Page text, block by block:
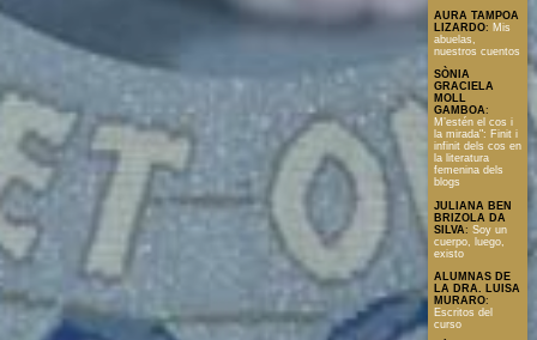
AURA TAMPOA
LIZARDO: Mis
abuelas,
nuestros cuentos
SÒNIA
GRACIELA
MOLL
GAMBOA:
M’estén el cos i
la mirada": Finit i
infinit dels cos en
la literatura
femenina dels
blogs
JULIANA BEN
BRIZOLA DA
SILVA: Soy un
cuerpo, luego,
existo
ALUMNAS DE
LA DRA. LUISA
MURARO:
Escritos del
curso